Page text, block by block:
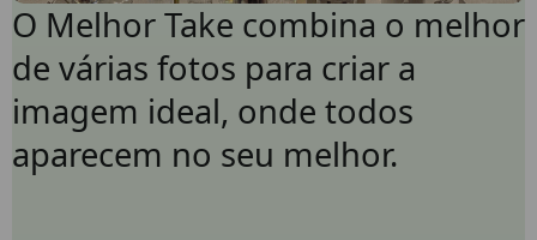
O Melhor Take combina o melhor
de várias fotos para criar a
imagem ideal, onde todos
aparecem no seu melhor.